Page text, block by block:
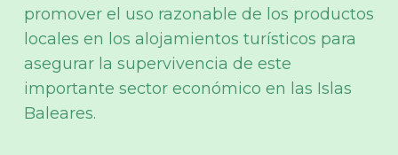
promover el uso razonable de los productos
locales en los alojamientos turísticos para
asegurar la supervivencia de este
importante sector económico en las Islas
Baleares.